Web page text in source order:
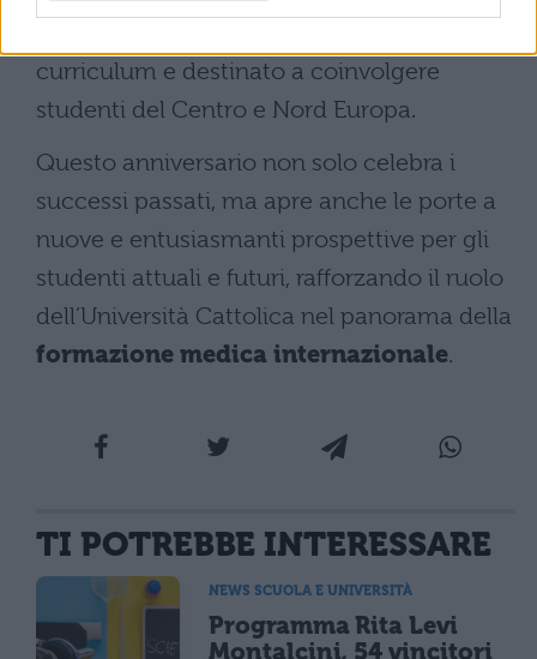
curriculum e destinato a coinvolgere
studenti del Centro e Nord Europa​​.
Questo anniversario non solo celebra i
successi passati, ma apre anche le porte a
nuove e entusiasmanti prospettive per gli
studenti attuali e futuri, rafforzando il ruolo
dell’Università Cattolica nel panorama della
formazione medica internazionale.
TI POTREBBE INTERESSARE
NEWS SCUOLA E UNIVERSITÀ
Programma Rita Levi
Montalcini, 54 vincitori